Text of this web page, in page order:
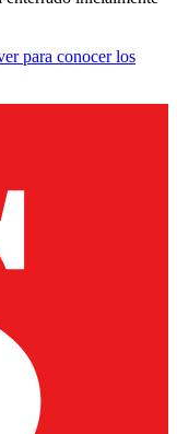
para conocer los